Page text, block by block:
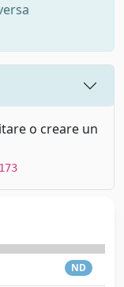
o creare un
ND